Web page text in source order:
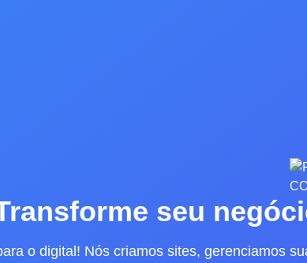
seu
o digital! Nós criamos sites, gerenciamos